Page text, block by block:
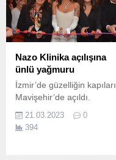
Nazo Klinika açılışına
ünlü yağmuru
İzmir’de güzelliğin kapıları
Mavişehir’de açıldı.
21.03.2023
0
394